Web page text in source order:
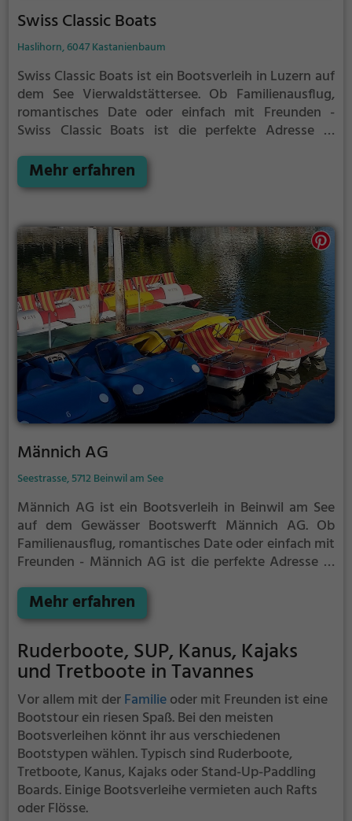
Swiss Classic Boats
Haslihorn, 6047 Kastanienbaum
Swiss Classic Boats ist ein Bootsverleih in Luzern auf
dem See Vierwaldstättersee. Ob Familienausflug,
romantisches Date oder einfach mit Freunden -
Swiss Classic Boats ist die perfekte Adresse in
Sportbegeisterte und echte Wasserratten auf ihre
Kosten.
Mehr erfahren
Männich AG
Seestrasse, 5712 Beinwil am See
Männich AG ist ein Bootsverleih in Beinwil am See
auf dem Gewässer Bootswerft Männich AG. Ob
Familienausflug, romantisches Date oder einfach mit
Freunden - Männich AG ist die perfekte Adresse in
als auch Sportbegeisterte und echte Wasserratten
auf ihre Kosten.
Mehr erfahren
Ruderboote, SUP, Kanus, Kajaks
und Tretboote in Tavannes
Vor allem mit derFamilieoder mit Freunden ist eine
Bootstour ein riesen Spaß. Bei den meisten
Bootsverleihen könnt ihr aus verschiedenen
Bootstypen wählen. Typisch sind Ruderboote,
Tretboote, Kanus, Kajaks oder Stand-Up-Paddling
Boards. Einige Bootsverleihe vermieten auch Rafts
oder Flösse.